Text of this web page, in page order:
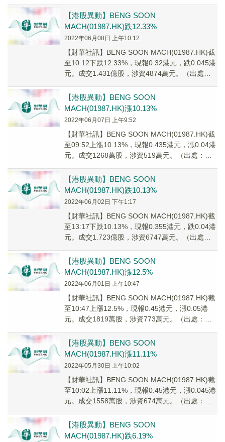
【港股異動】BENG SOON
MACH(01987.HK)跌12.33%
2022年06月08日 上午10:12
【財華社訊】BENG SOON MACH(01987.HK)截
至10:12下跌12.33%，現報0.32港元，跌0.045港
元。成交1.431億股，涉資4874萬元。（出處：
【港股異動】BENG SOON
MACH(01987.HK)漲10.13%
2022年06月07日 上午9:52
【財華社訊】BENG SOON MACH(01987.HK)截
至09:52上漲10.13%，現報0.435港元，漲0.04港
元。成交1268萬股，涉資519萬元。（出處：財
【港股異動】BENG SOON
MACH(01987.HK)跌10.13%
2022年06月02日 下午1:17
【財華社訊】BENG SOON MACH(01987.HK)截
至13:17下跌10.13%，現報0.355港元，跌0.04港
元。成交1.723億股，涉資6747萬元。（出處：
【港股異動】BENG SOON
MACH(01987.HK)漲12.5%
2022年06月01日 上午10:47
【財華社訊】BENG SOON MACH(01987.HK)截
至10:47上漲12.5%，現報0.45港元，漲0.05港
元。成交1819萬股，涉資773萬元。（出處：財
【港股異動】BENG SOON
MACH(01987.HK)漲11.11%
2022年05月30日 上午10:02
【財華社訊】BENG SOON MACH(01987.HK)截
至10:02上漲11.11%，現報0.45港元，漲0.045港
元。成交1558萬股，涉資674萬元。（出處：財
【港股異動】BENG SOON
MACH(01987.HK)跌6.19%